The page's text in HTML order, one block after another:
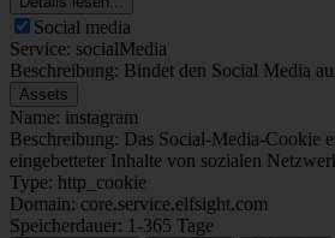
Social media
Service: socialMedia
Beschreibung: Bindet den Social Media
Assets
Name: instagram
Beschreibung: Das Social-Media-Cookie
eingebetteter Inhalte von sozialen
Type: http_cookie
Domain: core.service.elfsight.com
Speicherdauer: 1-365 Tage